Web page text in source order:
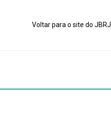
Voltar para o site do JBRJ